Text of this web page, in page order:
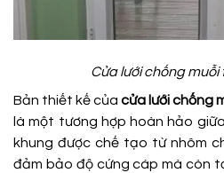
Cửa lưới chống muỗi
Bản thiết kế của cửa lưới chống
là một tương hợp hoàn hảo
khung được chế tạo từ nhôm
đảm bảo độ cứng cáp mà còn